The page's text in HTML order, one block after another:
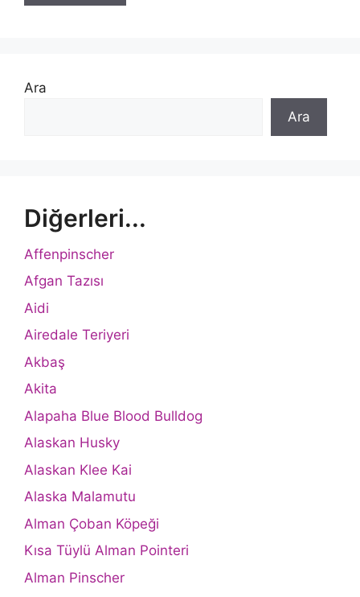
Ara
Ara
Diğerleri...
Affenpinscher
Afgan Tazısı
Aidi
Airedale Teriyeri
Akbaş
Akita
Alapaha Blue Blood Bulldog
Alaskan Husky
Alaskan Klee Kai
Alaska Malamutu
Alman Çoban Köpeği
Kısa Tüylü Alman Pointeri
Alman Pinscher